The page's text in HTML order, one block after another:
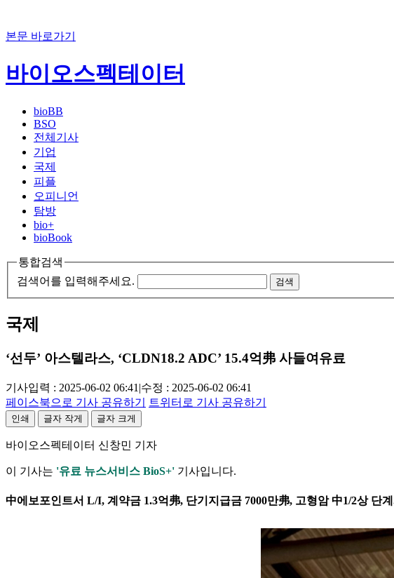
본문 바로가기
바이오스펙테이터
bioBB
BSO
전체기사
기업
국제
피플
오피니언
탐방
bio+
bioBook
통합검색
검색어를 입력해주세요.
검색
국제
‘선두’ 아스텔라스, ‘CLDN18.2 ADC’ 15.4억弗 사들여 유료
기사입력 : 2025-06-02 06:41 |수정 : 2025-06-02 06:41
페이스북으로 기사 공유하기
트위터로 기사 공유하기
인쇄 글자 작게 글자 크게
바이오스펙테이터 신창민 기자
이 기사는 '유료 뉴스서비스 BioS+' 기사입니다.
中에보포인트서 L/I, 계약금 1.3억弗, 단기지급금 7000만弗, 고형암 中1/2상 단